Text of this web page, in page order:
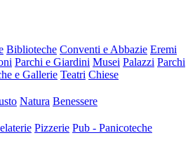
Biblioteche Conventi e Abbazie Eremi
Parchi e Giardini Musei Palazzi Parchi
e Gallerie Teatri Chiese
Natura Benessere
Pizzerie Pub - Panicoteche